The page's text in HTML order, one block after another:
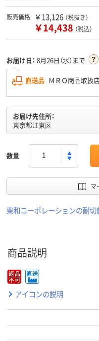
販売価格 ￥13,126 （税抜き）
￥14,438 （税込）
お届け日： 8月26日（水）まで
直送品 ＭＲＯ商品取扱
お届け先住所：
東京都江東区
数量
マ
東和コーポレーションの耐
商品説明
アイコンの説明